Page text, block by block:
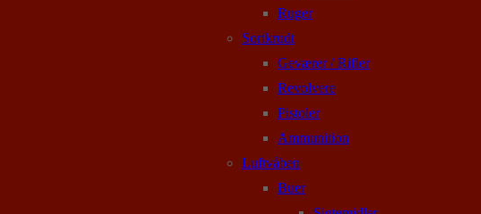
Ruger
Sortkrudt
Geværer / Rifler
Revolvere
Pistoler
Ammunition
Luftvåben
Buer